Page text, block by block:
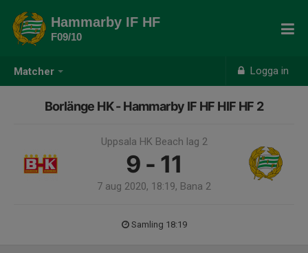
Matcher Logga in
Hammarby IF HF
F09/10
Borlänge HK - Hammarby IF HF HIF HF 2
Uppsala HK Beach lag 2
9 - 11
7 aug 2020, 18:19, Bana 2
Samling 18:19